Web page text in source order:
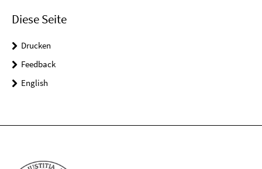
Diese Seite
Drucken
Feedback
English